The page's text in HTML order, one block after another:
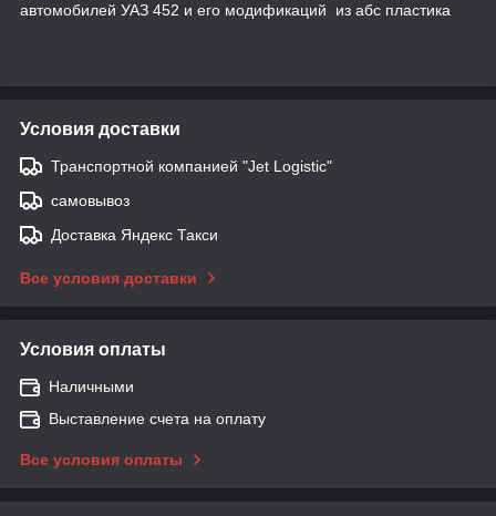
автомобилей УАЗ 452 и его модификаций из абс пластика
Условия доставки
Транспортной компанией "Jet Logistic"
самовывоз
Доставка Яндекс Такси
Все условия доставки
Условия оплаты
Наличными
Выставление счета на оплату
Все условия оплаты